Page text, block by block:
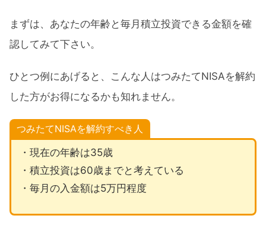
まずは、あなたの年齢と毎月積立投資できる金額を確
認してみて下さい。
ひとつ例にあげると、こんな人はつみたてNISAを解約
した方がお得になるかも知れません。
つみたてNISAを解約すべき人
・現在の年齢は35歳
・積立投資は60歳までと考えている
・毎月の入金額は5万円程度